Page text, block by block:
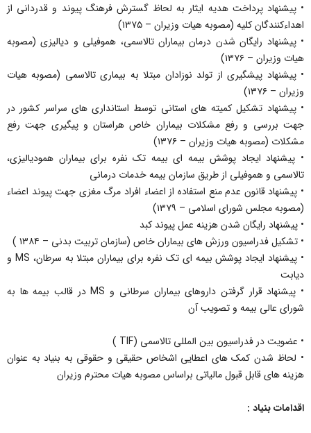
• پیشنهاد پرداخت هدیه ایثار به لحاظ گسترش فرهنگ پیوند و قدردانی از
اهداءکنندگان کلیه (مصوبه هیات وزیران – ۱۳۷۵)
• پیشنهاد رایگان شدن درمان بیماران تالاسمی، هموفیلی و دیالیزی (مصوبه
هیات وزیران – ۱۳۷۶)
• پیشنهاد پیشگیری از تولد نوزادان مبتلا به بیماری تالاسمی (مصوبه هیات
وزیران – ۱۳۷۶)
• پیشنهاد تشکیل کمیته های استانی توسط استانداری های سراسر کشور در
جهت بررسی و رفع مشکلات بیماران خاص هراستان و پیگیری جهت رفع
مشکلات (مصوبه هیات وزیران – ۱۳۷۶)
• پیشنهاد ایجاد پوشش بیمه ای بیمه تک نفره برای بیماران همودیالیزی،
تالاسمی و هموفیلی از طریق سازمان بیمه خدمات درمانی
• پیشنهاد قانون عدم منع استفاده از اعضاء افراد مرگ مغزی جهت پیوند اعضاء
(مصوبه مجلس شورای اسلامی – ۱۳۷۹)
• پیشنهاد رایگان شدن هزینه عمل پیوند کبد
• تشکیل فدراسیون ورزش های بیماران خاص (سازمان تربیت بدنی – ۱۳۸۴ )
• پیشنهاد ایجاد پوشش بیمه ای تک نفره برای بیماران مبتلا به سرطان، MS و
دیابت
• پیشنهاد قرار گرفتن داروهای بیماران سرطانی و MS در قالب بیمه ها به
شورای عالی بیمه و تصویب آن
• عضویت در فدراسیون بین المللی تالاسمی (TIF )
• لحاظ شدن کمک های اعطایی اشخاص حقیقی و حقوقی به بنیاد به عنوان
هزینه های قابل قبول مالیاتی براساس مصوبه هیات محترم وزیران
اقدامات بنیاد :